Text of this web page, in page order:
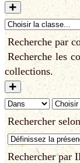
Recherche par
Recherche les
collections.
Rechercher
Rechercher par